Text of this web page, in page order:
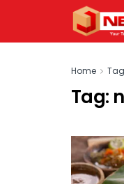
Home Tag
Tag: